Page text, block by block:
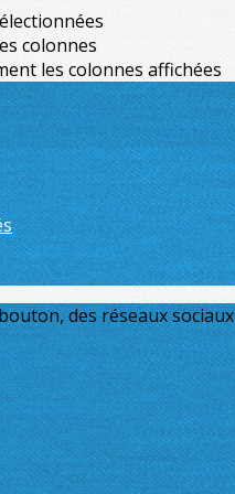
colonnes
les colonnes affichées
des réseaux sociaux